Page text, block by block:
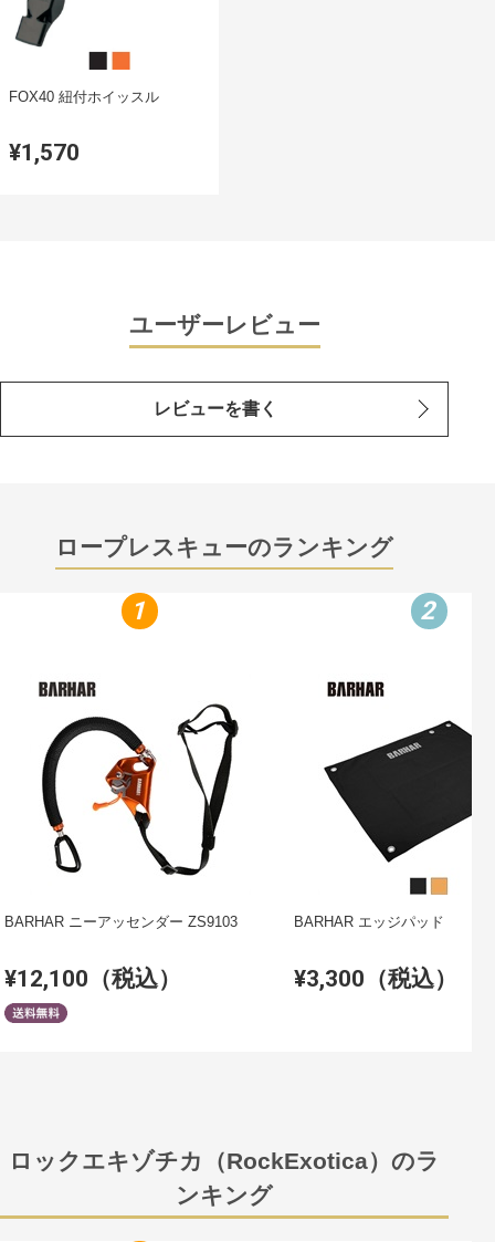
FOX40 紐付ホイッスル
¥1,570
ユーザーレビュー
レビューを書く
ロープレスキューのランキング
1
BARHAR ニーアッセンダー ZS9103
¥12,100（税込）
2
BARHAR エッジパッド
¥3,300（税込）
ロックエキゾチカ（RockExotica）のラ
ンキング